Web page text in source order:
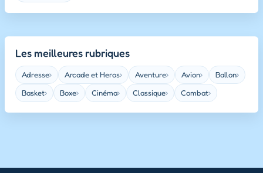
Les meilleures rubriques
Adresse› Arcade et Heros› Aventure› Avion› Ballon›
Basket› Boxe› Cinéma› Classique› Combat›